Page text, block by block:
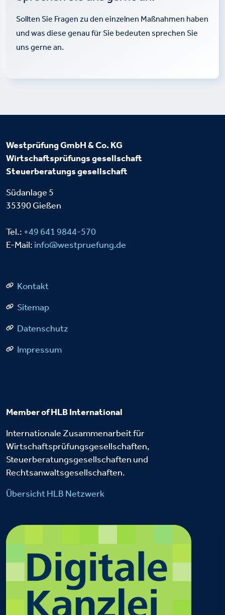
Sollten Sie Fragen zu den einzelnen Maßnahmen haben
und was diese genau für Sie bedeuten sprechen Sie
uns gerne an.
Westprüfung GmbH & Co. KG
Wirtschaftsprüfungsgesellschaft
Steuerberatungsgesellschaft
Südanlage 5
35390 Gießen
Tel.: +49 641 9844-570
E-Mail: info@westpruefung.de
Kontakt
Sitemap
Datenschutz
Impressum
Member of HLB International
Internationale Zusammenarbeit für
Wirtschaftsprüfungsgesellschaften,
Steuerberatungsgesellschaften und
Rechtsanwaltsgesellschaften.
Übersicht HLB Netzwerk